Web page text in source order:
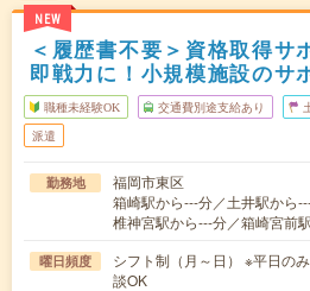
NEW
＜履歴書不要＞資格取得サ
即戦力に！小規模施設のサ
職種未経験OK 交通費別途支給あり
派遣
勤務地
福岡市東区
箱崎駅から---分／土井駅から
椎神宮駅から---分／箱崎宮前
曜日頻度
シフト制（月～日） ※平日の
談OK